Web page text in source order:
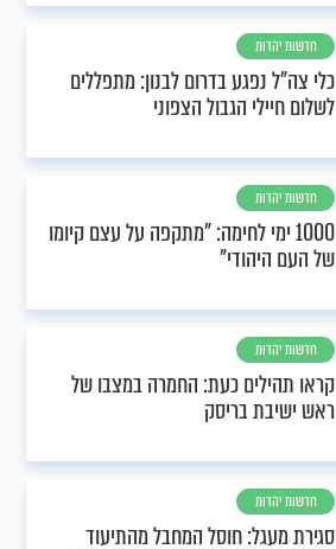
חדשות יהדות
כלי צה"ל נפגע בדרום לבנון: מתפללים
לשלום חיילי הגבול הצפוני
חדשות יהדות
1000 ימי לחימה: "מתקפה על עצם קיומו
של העם היהודי"
חדשות יהדות
קראו תהילים כעת: החמרה במצבו של
ראש ישיבת בריסק
חדשות יהדות
סגירת מעגל: חוסל המחבל מהתיעוד